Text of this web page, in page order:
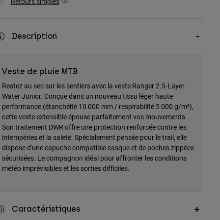
Description
Veste de pluie MTB
Restez au sec sur les sentiers avec la veste Ranger 2.5-Layer
Water Junior. Conçue dans un nouveau tissu léger haute
performance (étanchéité 10 000 mm / respirabilité 5 000 g/m²),
cette veste extensible épouse parfaitement vos mouvements.
Son traitement DWR offre une protection renforcée contre les
intempéries et la saleté. Spécialement pensée pour le trail, elle
dispose d'une capuche compatible casque et de poches zippées
sécurisées. Le compagnon idéal pour affronter les conditions
météo imprévisibles et les sorties difficiles.
Caractéristiques